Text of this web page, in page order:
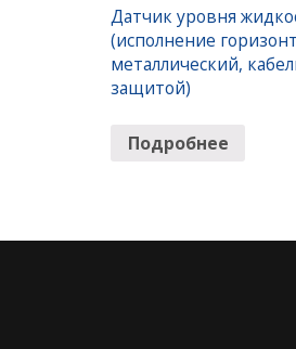
Датчик уровня
(исполнение
металлический,
защитой)
Подробнее